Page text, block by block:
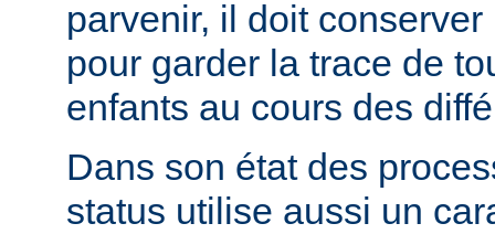
parvenir, il doit
pour garder la trace de
enfants au cours des
Dans son état des
status utilise aussi un